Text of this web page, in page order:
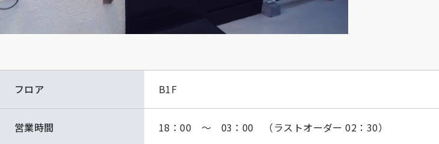
フロア B1F
営業時間 18：00 ～ 03：00 （ラストオーダー 02：30）